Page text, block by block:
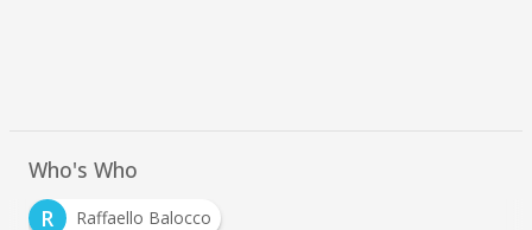
Who's Who
R
Raffaello Balocco